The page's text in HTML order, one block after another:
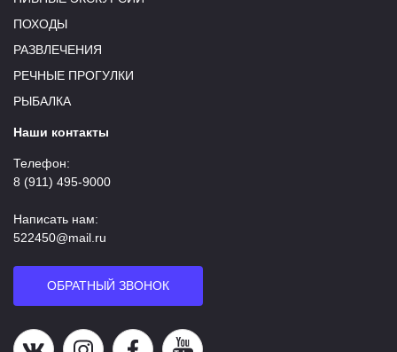
ПОХОДЫ
РАЗВЛЕЧЕНИЯ
РЕЧНЫЕ ПРОГУЛКИ
РЫБАЛКА
Наши контакты
Телефон:
8 (911) 495-9000
Написать нам:
522450@mail.ru
ОБРАТНЫЙ ЗВОНОК